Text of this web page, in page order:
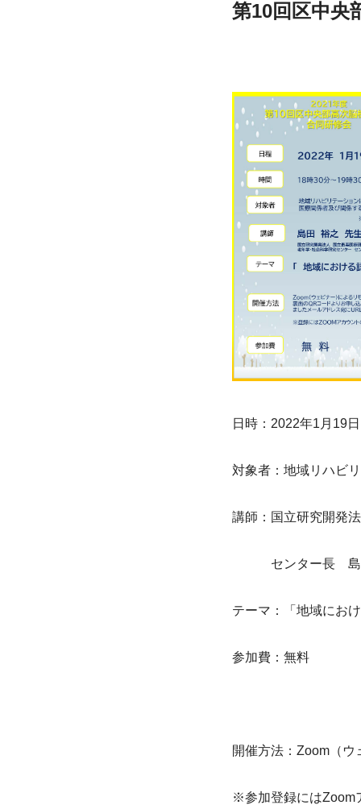
第10回区中央
日時：2022年1月19
対象者：地域リハビ
講師：国立研究開発
センター長　島
テーマ：「地域にお
参加費：無料
開催方法：Zoom（
※参加登録にはZoom